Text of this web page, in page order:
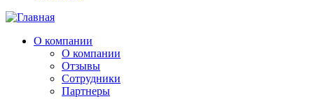
О компании
О компании
Отзывы
Сотрудники
Партнеры